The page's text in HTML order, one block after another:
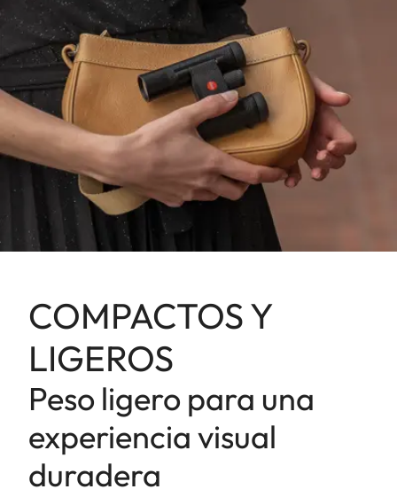
COMPACTOS Y
LIGEROS
Peso ligero para una
experiencia visual
duradera